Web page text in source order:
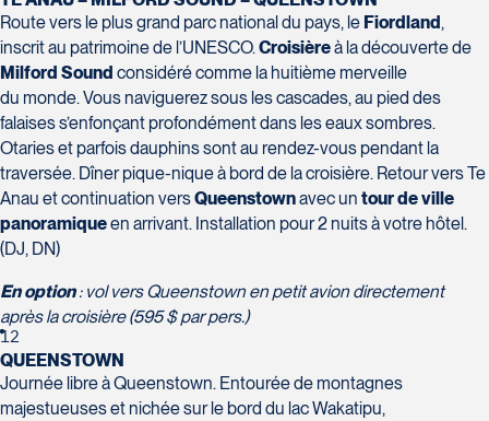
Route vers le plus grand parc national du pays, le Fiordland,
inscrit au patrimoine de l’UNESCO.Croisièreà la découverte de
Milford Sound considéré comme la huitième merveille
du monde. Vous naviguerez sous les cascades, au pied des
falaises s’enfonçant profondément dans les eaux sombres.
Otaries et parfois dauphins sont au rendez-vous pendant la
traversée. Dîner pique-nique à bord de la croisière. Retour vers Te
Anau et continuation versQueenstownavec un tour de ville
panoramiqueen arrivant. Installation pour 2 nuits à votre hôtel.
(DJ, DN)
En option: vol vers Queenstown en petit avion directement
après la croisière (595 $ par pers.)
12
QUEENSTOWN
Journée libre à Queenstown. Entourée de montagnes
majestueuses et nichée sur le bord du lac Wakatipu,
Tél :418-948-8488